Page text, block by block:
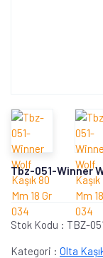
Tbz-051-Winner
Stok Kodu : TBZ-
Kategori : Olta